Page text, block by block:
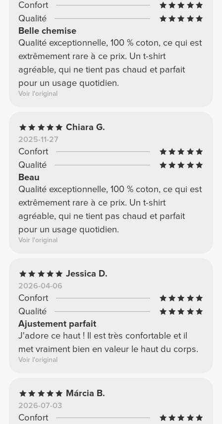
Confort
Qualité
Belle chemise
Qualité exceptionnelle, 100 % coton, ce qui est
extrêmement rare à ce prix. Un t-shirt
agréable, qui ne tient pas chaud et parfait
pour un usage quotidien.
Voir l'original
Chiara G.
2025-11-27
Confort
Qualité
Beau
Qualité exceptionnelle, 100 % coton, ce qui est
extrêmement rare à ce prix. Un t-shirt
agréable, qui ne tient pas chaud et parfait
pour un usage quotidien.
Voir l'original
Jessica D.
2026-04-06
Confort
Qualité
Ajustement parfait
J'adore ce haut ! Il est très confortable et il
met vraiment bien en valeur le haut du corps.
Voir l'original
Márcia B.
2026-07-03
Confort